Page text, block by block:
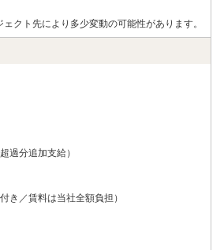
クト先により多少変動の可能性があります。
過分追加支給）
き／賃料は当社全額負担）